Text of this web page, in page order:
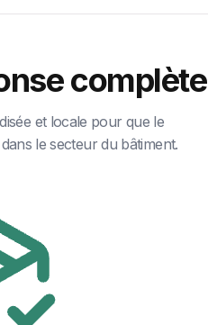
complète
et locale pour que le
le secteur du bâtiment.